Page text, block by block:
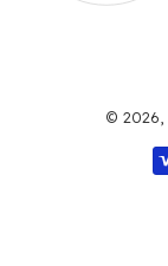
© 2026,